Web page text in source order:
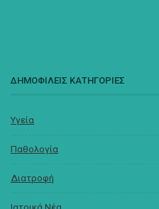
ΔΗΜΟΦΙΛΕΙΣ ΚΑΤΗΓΟΡΙΕΣ
Υγεία
Παθολογία
Διατροφή